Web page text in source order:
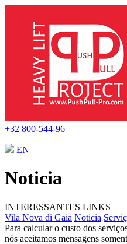
+32 800-544-96
EN
Noticia
INTERESSANTES LINKS
Vila Nova di Gaia Noticia
Para calcular o custo dos
nós aceitamos mensagens